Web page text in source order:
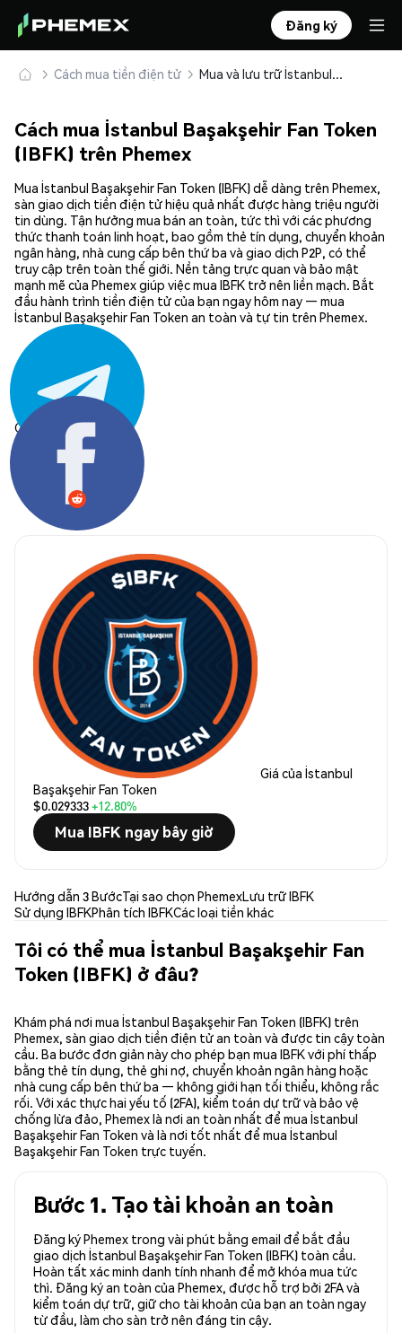
Đăng ký
Cách mua tiền điện tử Mua và lưu trữ İstanbul Başakşehir Fan Token (IBFK) an toàn
Cách mua İstanbul Başakşehir Fan Token
(IBFK) trên Phemex
Mua İstanbul Başakşehir Fan Token (IBFK) dễ dàng trên Phemex,
sàn giao dịch tiền điện tử hiệu quả nhất được hàng triệu người
tin dùng. Tận hưởng mua bán an toàn, tức thì với các phương
thức thanh toán linh hoạt, bao gồm thẻ tín dụng, chuyển khoản
ngân hàng, nhà cung cấp bên thứ ba và giao dịch P2P, có thể
truy cập trên toàn thế giới. Nền tảng trực quan và bảo mật
mạnh mẽ của Phemex giúp việc mua IBFK trở nên liền mạch. Bắt
đầu hành trình tiền điện tử của bạn ngay hôm nay — mua
İstanbul Başakşehir Fan Token an toàn và tự tin trên Phemex.
Chia sẻ:
Giá của İstanbul
Başakşehir Fan Token
$0.029333+12.80%
Mua IBFK ngay bây giờ
Hướng dẫn 3 BướcTại sao chọn PhemexLưu trữ IBFK
Sử dụng IBFKPhân tích IBFKCác loại tiền khác
Tôi có thể mua İstanbul Başakşehir Fan
Token (IBFK) ở đâu?
Khám phá nơi mua İstanbul Başakşehir Fan Token (IBFK) trên
Phemex, sàn giao dịch tiền điện tử an toàn và được tin cậy toàn
cầu. Ba bước đơn giản này cho phép bạn mua IBFK với phí thấp
bằng thẻ tín dụng, thẻ ghi nợ, chuyển khoản ngân hàng hoặc
nhà cung cấp bên thứ ba — không giới hạn tối thiểu, không rắc
rối. Với xác thực hai yếu tố (2FA), kiểm toán dự trữ và bảo vệ
chống lừa đảo, Phemex là nơi an toàn nhất để mua İstanbul
Başakşehir Fan Token và là nơi tốt nhất để mua İstanbul
Başakşehir Fan Token trực tuyến.
Bước 1. Tạo tài khoản an toàn
Đăng ký Phemex trong vài phút bằng email để bắt đầu
giao dịch İstanbul Başakşehir Fan Token (IBFK) toàn cầu.
Hoàn tất xác minh danh tính nhanh để mở khóa mua tức
thì. Đăng ký an toàn của Phemex, được hỗ trợ bởi 2FA và
kiểm toán dự trữ, giữ cho tài khoản của bạn an toàn ngay
từ đầu, làm cho sàn trở nên đáng tin cậy.